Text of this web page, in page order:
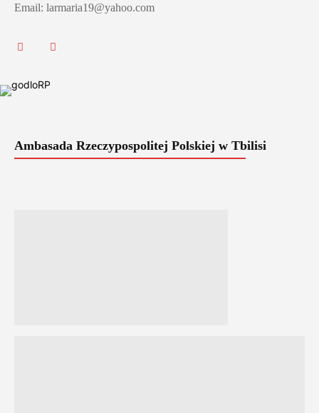
Email: larmaria19@yahoo.com
Ambasada Rzeczypospolitej Polskiej w Tbilisi